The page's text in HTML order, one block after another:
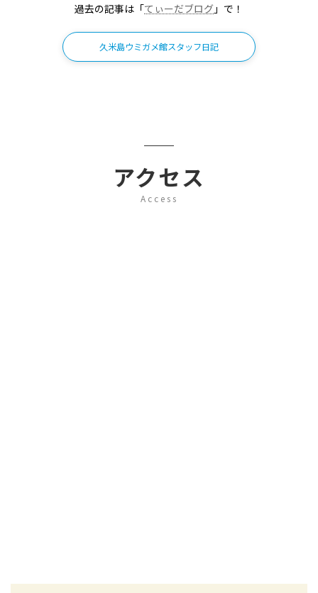
過去の記事は「てぃーだブログ 」で！
久米島ウミガメ館スタッフ日記
アクセス
Access